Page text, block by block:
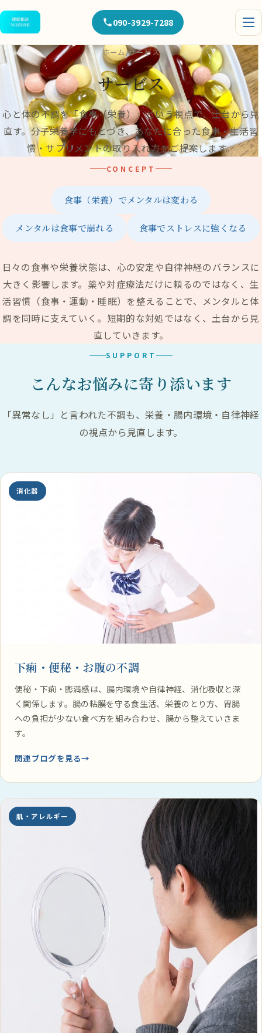
090-3929-7288
ホーム/サービス
サービス
心と体の不調を「食事（栄養）」という視点で、土台から見
直す。分子栄養学にもとづき、あなたに合った食事・生活習
慣・サプリメントの取り入れ方をご提案します。
CONCEPT
食事（栄養）でメンタルは変わる
メンタルは食事で崩れる 食事でストレスに強くなる
日々の食事や栄養状態は、心の安定や自律神経のバランスに
大きく影響します。薬や対症療法だけに頼るのではなく、生
活習慣（食事・運動・睡眠）を整えることで、メンタルと体
調を同時に支えていく。短期的な対処ではなく、土台から見
直していきます。
SUPPORT
こんなお悩みに寄り添います
「異常なし」と言われた不調も、栄養・腸内環境・自律神経
の視点から見直します。
消化器
下痢・便秘・お腹の不調
便秘・下痢・膨満感は、腸内環境や自律神経、消化吸収と深
く関係します。腸の粘膜を守る食生活、栄養のとり方、胃腸
への負担が少ない食べ方を組み合わせ、腸から整えていきま
す。
関連ブログを見る
肌・アレルギー